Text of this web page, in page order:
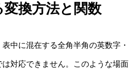
換方法と関数
中に混在する全角半角の英数字・
対応できません。このような場面